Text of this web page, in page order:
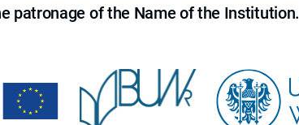
patronage of the Name of the Institution.